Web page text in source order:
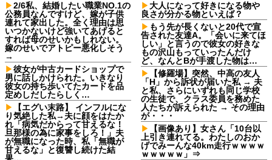
2/6私、結婚したい職業NO.1の
公務員なんですけど、嫁が子供
連れて家出した。全く理由は思
いつかないけど強いてあげると
すれば母のせいかもしれない。
嫁のせいでアトピー悪化しそう
→
彼女が中古カードショップで
男に話しかけられた。いきなり
彼女の持ち歩いてたカードを品
定めしだしたらしく…
【エグい末路】 インフルにな
り気絶した私→夫に顔をはたか
れ「病気だからって甘えるな！
旦那様の為に家事をしろ！」夫
が無職になった時、私「無職が
甘えるな」と復讐し続けた結
大人になって好きになる物や
良さが分かる物といえば？
もう先が長くないと20代で宣
告された友達A。「会いに来てほ
しい」と言うので彼女の好きな
もの沢山もっていったんだけ
ど、なんとBが手渡した物は…
【修羅場】突然、中高の友人
「H」から訴状が届いた私 → 夫
と私、さらにいずれも同じ学校
の生徒で、クラス委員を務めた
人たちが訴えられた → その理由
が・・・
【画像あり】女さん「10台以
上引き連れてる。わたしのおか
げでみーんな40km走行ｗｗｗｗ
ｗｗｗｗｗ」⇒